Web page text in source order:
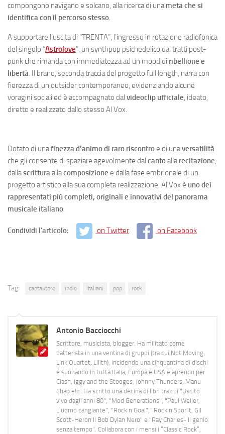
compongono navigano e solcano, alla ricerca di unameta che si
identifica con il percorso stesso.
A supportare l’uscita di “TRENTA”, l’ingresso in rotazione radiofonica
del singolo “Astrolove”, un synthpop psichedelico dai tratti post-
punk che rimanda con immediatezza ad un mood di ribellione e
libertà. Il brano, seconda traccia del progetto full length, narra con
fierezza di un outsider contemporaneo, evidenziando alcune
voragini sociali ed è accompagnato dal videoclip ufficiale, ideato,
diretto e realizzato dallo stesso Al Vox.
Dotato di unafinezza d’animo di raro riscontroe di unaversatilità
che gli consente di spaziare agevolmente dal cantoallarecitazione,
dallascritturaallacomposizione e dalla fase embrionale di un
progetto artistico alla sua completa realizzazione, Al Vox è uno dei
rappresentati più completi, originali e innovativi del panorama
musicale italiano.
Condividi l'articolo: on Twitter on Facebook
Tag: cantautore indie italiani pop rock
Antonio Bacciocchi
Scrittore, musicista, blogger. Ha militato come
batterista in una ventina di gruppi (tra cui Not Moving,
Link Quartet, Lilith), incidendo una cinquantina di dischi
e suonando in tutta Italia, Europa e USA e aprendo per
Clash, Iggy and the Stooges, Johnny Thunders, Manu
Chao etc. Ha scritto una decina di libri tra cui "Uscito
vivo dagli anni 80", "Mod Generations", "Paul Weller,
L’uomo cangiante", "Rock n Goal", "Rock n Spor"t, Gil
Scott-Heron Il Bob Dylan Nero" e "Ray Charles- Il genio
senza tempo". Collabora con i mensili “Classic Rock”,